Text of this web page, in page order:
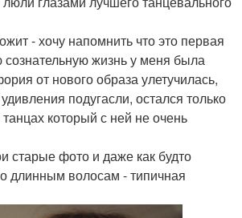
- хочу напомнить что это первая
сознательную жизнь у меня была
от нового образа улетучилась,
подугасли, остался только
который с ней не очень
старые фото и даже как будто
длинным волосам - типичная